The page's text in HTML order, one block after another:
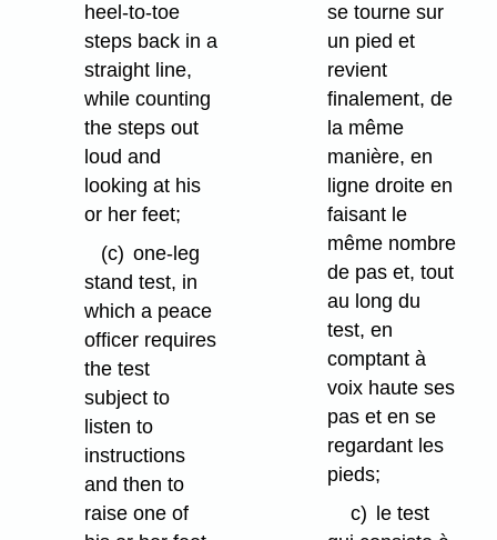
heel-to-toe
steps back in a
straight line,
while counting
the steps out
loud and
looking at his
or her feet;
(c) one-leg
stand test, in
which a peace
officer requires
the test
subject to
listen to
instructions
and then to
raise one of
se tourne sur
un pied et
revient
finalement, de
la même
manière, en
ligne droite en
faisant le
même nombre
de pas et, tout
au long du
test, en
comptant à
voix haute ses
pas et en se
regardant les
pieds;
c)
le test